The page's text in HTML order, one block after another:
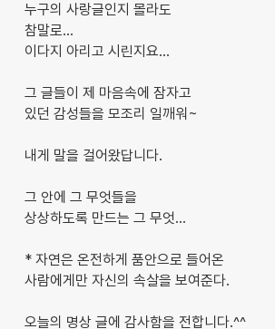
누구의 사랑글인지 몰라도
참말로...
이다지 아리고 시린지요...
그 글들이 제 마음속에 잠자고
있던 감성들을 모조리 일깨워~
내게 말을 걸어왔답니다.
그 안에 그 무엇들을
상상하도록 만드는 그 무엇...
* 자연은 온전하게 품안으로 들어온
사람에게만 자신의 속살을 보여준다.
오늘의 명상 글에 감사함을 전합니다.^^